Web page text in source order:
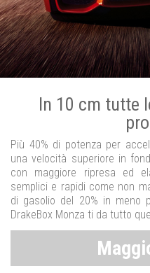
In 10 cm tutte
Più 40% di potenza per
una velocità superiore in
con maggiore ripresa ed
semplici e rapidi come non
di gasolio del 20% in meno
DrakeBox Monza ti da tutto